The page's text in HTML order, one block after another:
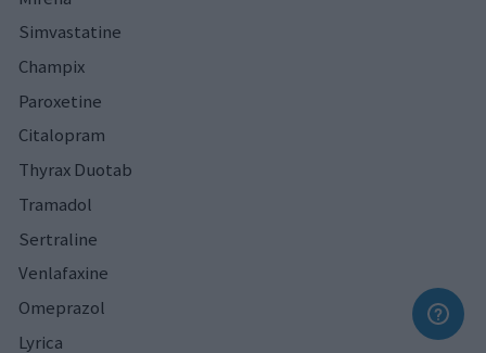
Simvastatine
Champix
Paroxetine
Citalopram
Thyrax Duotab
Tramadol
Sertraline
Venlafaxine
Omeprazol
Lyrica